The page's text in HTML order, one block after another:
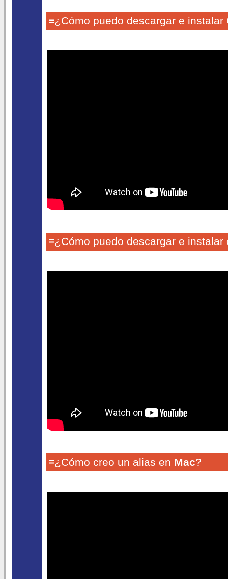
≡¿Cómo puedo descargar e
≡¿Cómo puedo descargar e
≡¿Cómo creo un alias en Mac?